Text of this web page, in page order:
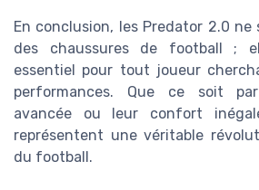
En conclusion, les Predator 2.0 ne
des chaussures de football ;
essentiel pour tout joueur
performances. Que ce soit
avancée ou leur confort
représentent une véritable
du football.